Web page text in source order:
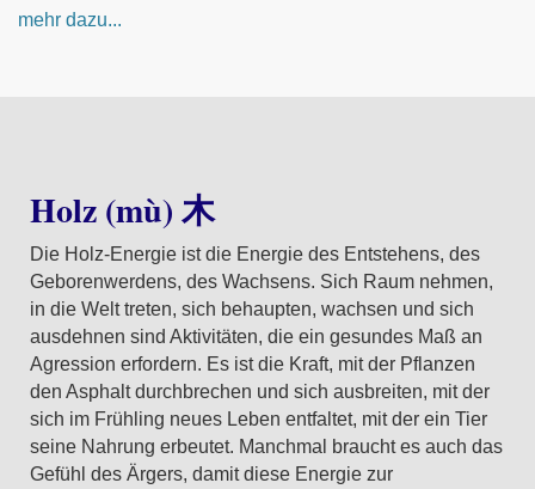
mehr dazu...
Holz (mù) 木
Die Holz-Energie ist die Energie des Entstehens, des
Geborenwerdens, des Wachsens. Sich Raum nehmen,
in die Welt treten, sich behaupten, wachsen und sich
ausdehnen sind Aktivitäten, die ein gesundes Maß an
Agression erfordern. Es ist die Kraft, mit der Pflanzen
den Asphalt durchbrechen und sich ausbreiten, mit der
sich im Frühling neues Leben entfaltet, mit der ein Tier
seine Nahrung erbeutet. Manchmal braucht es auch das
Gefühl des Ärgers, damit diese Energie zur